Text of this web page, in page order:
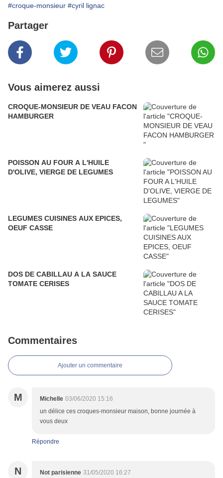
#croque-monsieur #cyril lignac
Partager
Vous aimerez aussi
CROQUE-MONSIEUR DE VEAU FACON
HAMBURGER
POISSON AU FOUR A L'HUILE
D'OLIVE, VIERGE DE LEGUMES
LEGUMES CUISINES AUX EPICES,
OEUF CASSE
DOS DE CABILLAU A LA SAUCE
TOMATE CERISES
Commentaires
Ajouter un commentaire
M Michelle 03/06/2020 15:16
un délice ces croques-monsieur maison, bonne journée à
vous deux
Répondre
N Not parisienne 31/05/2020 16:27